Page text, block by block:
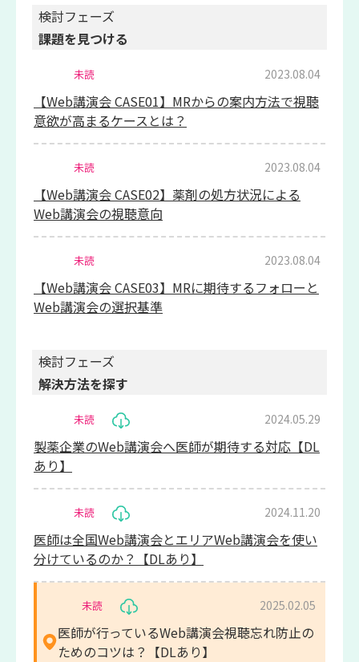
検討フェーズ
課題を見つける
未読
【Web講演会 CASE01】MRからの案内方法で視聴
意欲が高まるケースとは？
2023.08.04
未読
【Web講演会 CASE02】薬剤の処方状況による
Web講演会の視聴意向
2023.08.04
未読
【Web講演会 CASE03】MRに期待するフォローと
Web講演会の選択基準
2023.08.04
検討フェーズ
解決方法を探す
未読
製薬企業のWeb講演会へ医師が期待する対応【DL
あり】
2024.05.29
未読
医師は全国Web講演会とエリアWeb講演会を使い
分けているのか？【DLあり】
2024.11.20
未読
医師が行っているWeb講演会視聴忘れ防止の
ためのコツは？【DLあり】
2025.02.05